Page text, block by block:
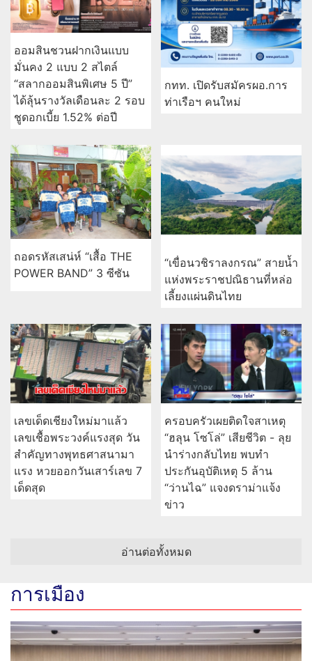
ออมสินชวนฝากเงินแบบ
มั่นคง 2 แบบ 2 สไตล์
“สลากออมสินพิเศษ 5 ปี”
ได้ลุ้นรางวัลเดือนละ 2 รอบ
ชูดอกเบี้ย 1.52% ต่อปี
กทท. เปิดรับสมัครผอ.การ
ท่าเรือฯ คนใหม่
ถอดรหัสเสน่ห์ “เสื้อ THE
POWER BAND” 3 ซีซัน
“เขื่อนวชิราลงกรณ” สายน้ำ
แห่งพระราชปณิธานที่หล่อ
เลี้ยงแผ่นดินไทย
เลขเด็ดเชียงใหม่มาแล้ว
เลขเชื้อพระวงค์แรงสุด วัน
สำคัญทางพุทธศาสนามา
แรง หวยออกวันเสาร์เลข 7
เด็ดสุด
ครอบครัวเผยติดใจสาเหตุ
“ฮลุน โซโล่” เสียชีวิต - ลุย
นำร่างกลับไทย พบทำ
ประกันอุบัติเหตุ 5 ล้าน
“ว่านไฉ” แจงดราม่าแจ้ง
ข่าว
อ่านต่อทั้งหมด
การเมือง